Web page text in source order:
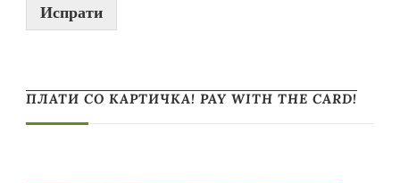
Испрати
ПЛАТИ СО КАРТИЧКА! PAY WITH THE CARD!